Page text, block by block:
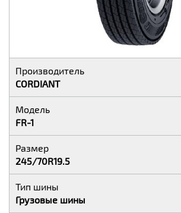
Производитель
CORDIANT
Модель
FR-1
Размер
245/70R19.5
Тип шины
Грузовые шины